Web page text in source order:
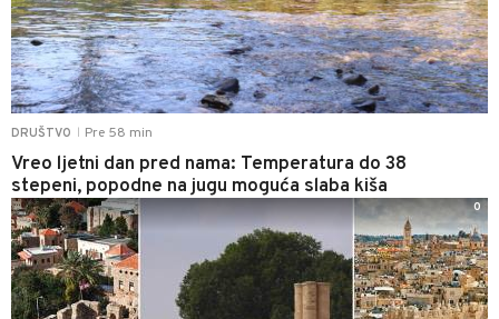
DRUŠTVO Pre 58 min
Vreo ljetni dan pred nama: Temperatura do 38
stepeni, popodne na jugu moguća slaba kiša
0